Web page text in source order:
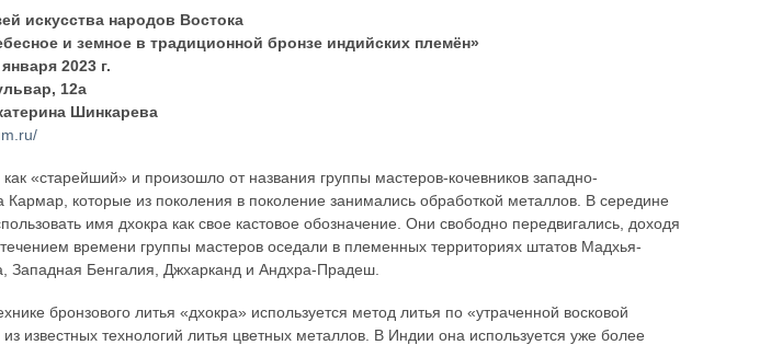
искусства народов Востока
и земное в традиционной бронзе индийских племён»
2023 г.
12a
Шинкарева
«старейший» и произошло от названия группы мастеров-кочевников западно-
Кармар, которые из поколения в поколение занимались обработкой металлов. В середине
имя дхокра как свое кастовое обозначение. Они свободно передвигались, доходя
времени группы мастеров оседали в племенных территориях штатов Мадхья-
Западная Бенгалия, Джхарканд и Андхра-Прадеш.
бронзового литья «дхокра» используется метод литья по «утраченной восковой
известных технологий литья цветных металлов. В Индии она используется уже более